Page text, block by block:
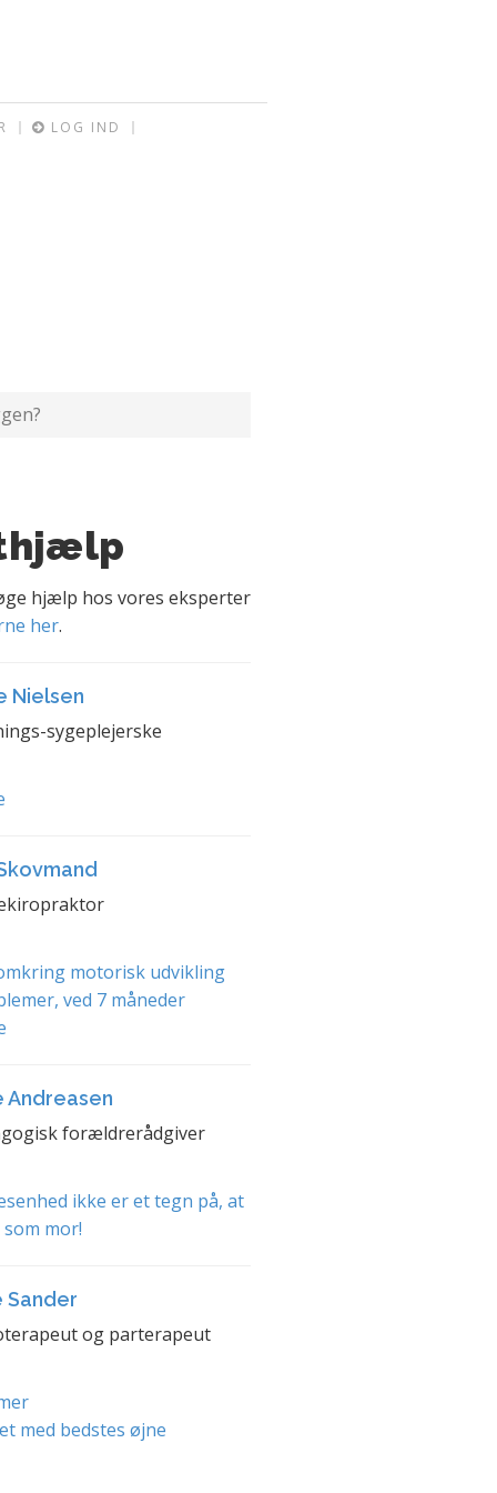
LOG IND
hjælp hos vores eksperter
her.
Nielsen
sygeplejerske
motorisk udvikling
ved 7 måneder
Andreasen
forældrerådgiver
ikke er et tegn på, at
mor!
Sander
og parterapeut
med bedstes øjne